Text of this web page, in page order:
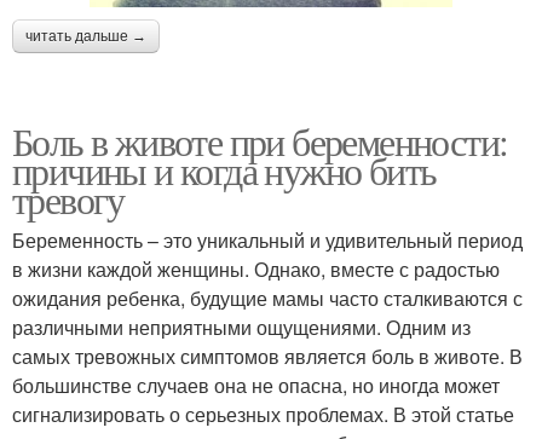
читать дальше →
Боль в животе при беременности:
причины и когда нужно бить
тревогу
Беременность – это уникальный и удивительный период
в жизни каждой женщины. Однако, вместе с радостью
ожидания ребенка, будущие мамы часто сталкиваются с
различными неприятными ощущениями. Одним из
самых тревожных симптомов является боль в животе. В
большинстве случаев она не опасна, но иногда может
сигнализировать о серьезных проблемах. В этой статье